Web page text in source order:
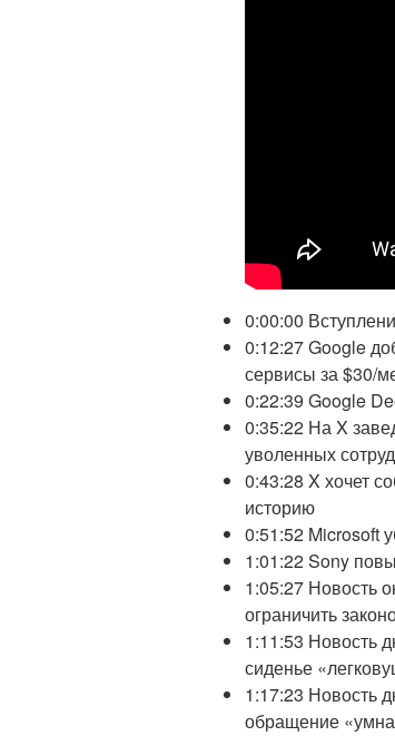
0:00:00
0:12:27 Google
сервисы за $30/
0:22:39 Google
0:35:22 На X
уволенных
0:43:28 X хочет
историю
0:51:52 Microsoft
1:01:22 Sony
1:05:27 Новость
ограничить
1:11:53 Новость
сиденье
1:17:23 Новость
обращение